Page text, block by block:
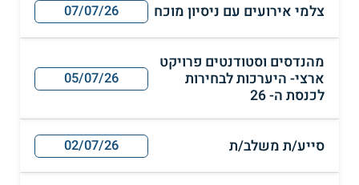
צלמי אירועים עם ניסיון מוכח 07/07/26
מהנדסים וסטודנטים פרויקט
ארצי- היערכות לבחירות
לכנסת ה- 26
05/07/26
סייע/ת משלב/ת 02/07/26